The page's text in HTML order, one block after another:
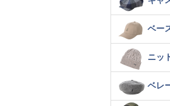
ベー
ニッ
ベレ